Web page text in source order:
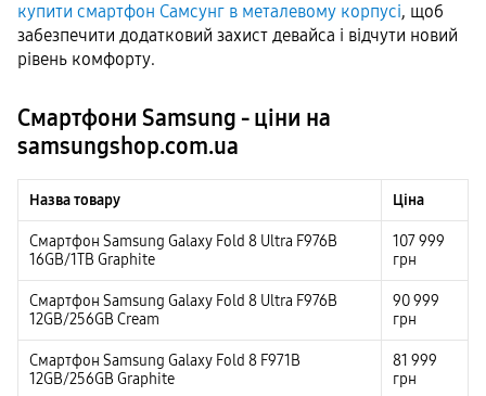
купити смартфон Самсунг в металевому корпусі, щоб
забезпечити додатковий захист девайса і відчути новий
рівень комфорту.
Смартфони Samsung - ціни на
samsungshop.com.ua
Назва товару Ціна
Смартфон Samsung Galaxy Fold 8 Ultra F976B
16GB/1TB Graphite
107 999
грн
Смартфон Samsung Galaxy Fold 8 Ultra F976B
12GB/256GB Cream
90 999
грн
Смартфон Samsung Galaxy Fold 8 F971B
12GB/256GB Graphite
81 999
грн